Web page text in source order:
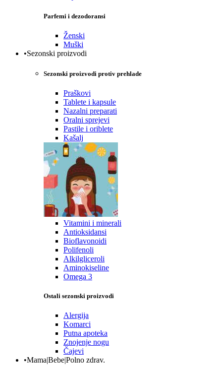
Parfemi i dezodoransi
Ženski
Muški
•Sezonski proizvodi
Sezonski proizvodi protiv prehlade
Praškovi
Tablete i kapsule
Nazalni preparati
Oralni sprejevi
Pastile i oriblete
Kašalj
Vitamini i minerali
Antioksidansi
Bioflavonoidi
Polifenoli
Alkilgliceroli
Aminokiseline
Omega 3
Ostali sezonski proizvodi
Alergija
Komarci
Putna apoteka
Znojenje nogu
Čajevi
•Mama|Bebe|Polno zdrav.